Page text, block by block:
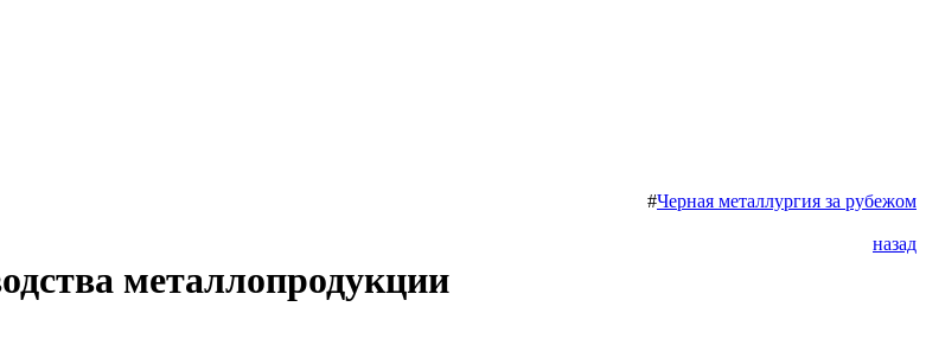
#Черная металлургия за рубежом
металлопродукции
назад